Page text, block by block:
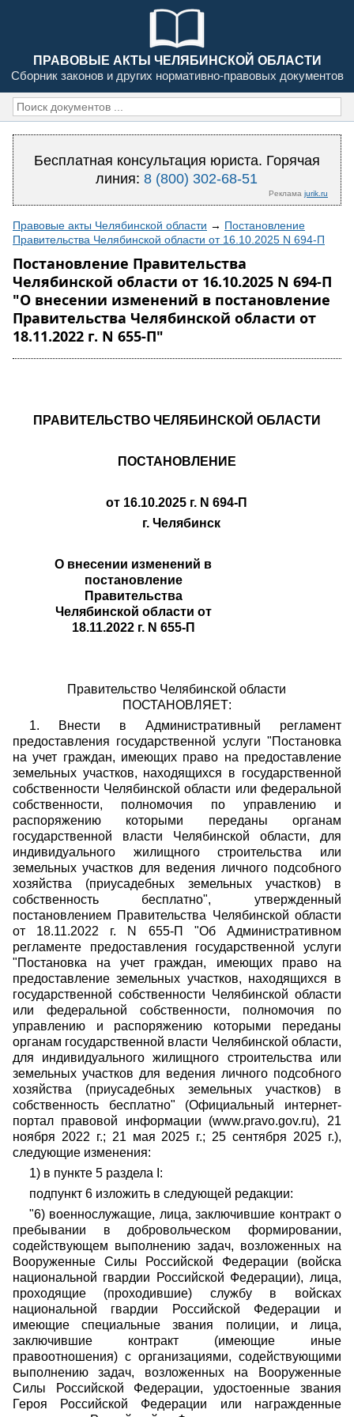
ПРАВОВЫЕ АКТЫ ЧЕЛЯБИНСКОЙ ОБЛАСТИ
Сборник законов и других нормативно-правовых документов
Бесплатная консультация юриста. Горячая
линия:8 (800) 302-68-51
Реклама jurik.ru
Правовые акты Челябинской области → Постановление
Правительства Челябинской области от 16.10.2025 N 694-П
Постановление Правительства
Челябинской области от 16.10.2025 N 694-П
"О внесении изменений в постановление
Правительства Челябинской области от
18.11.2022 г. N 655-П"
ПРАВИТЕЛЬСТВО ЧЕЛЯБИНСКОЙ ОБЛАСТИ
ПОСТАНОВЛЕНИЕ
от 16.10.2025 г. N 694-П
г. Челябинск
О внесении изменений в
постановление
Правительства
Челябинской области от
18.11.2022 г. N 655-П
Правительство Челябинской области
ПОСТАНОВЛЯЕТ:
1. Внести в Административный регламент
предоставления государственной услуги "Постановка
на учет граждан, имеющих право на предоставление
земельных участков, находящихся в государственной
собственности Челябинской области или федеральной
собственности, полномочия по управлению и
распоряжению которыми переданы органам
государственной власти Челябинской области, для
индивидуального жилищного строительства или
земельных участков для ведения личного подсобного
хозяйства (приусадебных земельных участков) в
собственность бесплатно", утвержденный
постановлением Правительства Челябинской области
от 18.11.2022 г. N 655-П "Об Административном
регламенте предоставления государственной услуги
"Постановка на учет граждан, имеющих право на
предоставление земельных участков, находящихся в
государственной собственности Челябинской области
или федеральной собственности, полномочия по
управлению и распоряжению которыми переданы
органам государственной власти Челябинской области,
для индивидуального жилищного строительства или
земельных участков для ведения личного подсобного
хозяйства (приусадебных земельных участков) в
собственность бесплатно" (Официальный интернет-
портал правовой информации (www.pravo.gov.ru), 21
ноября 2022 г.; 21 мая 2025 г.; 25 сентября 2025 г.),
следующие изменения:
1) в пункте 5 раздела I:
подпункт 6 изложить в следующей редакции:
"6) военнослужащие, лица, заключившие контракт о
пребывании в добровольческом формировании,
содействующем выполнению задач, возложенных на
Вооруженные Силы Российской Федерации (войска
национальной гвардии Российской Федерации), лица,
проходящие (проходившие) службу в войсках
национальной гвардии Российской Федерации и
имеющие специальные звания полиции, и лица,
заключившие контракт (имеющие иные
правоотношения) с организациями, содействующими
выполнению задач, возложенных на Вооруженные
Силы Российской Федерации, удостоенные звания
Героя Российской Федерации или награжденные